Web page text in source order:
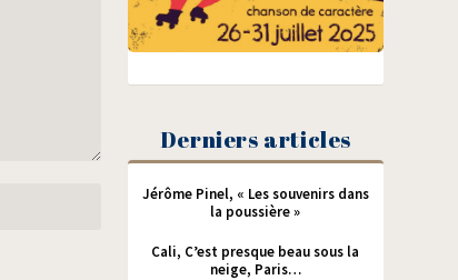
Derniers articles
Jérôme Pinel, « Les souvenirs dans
la poussière »
Cali, C’est presque beau sous la
neige, Paris…